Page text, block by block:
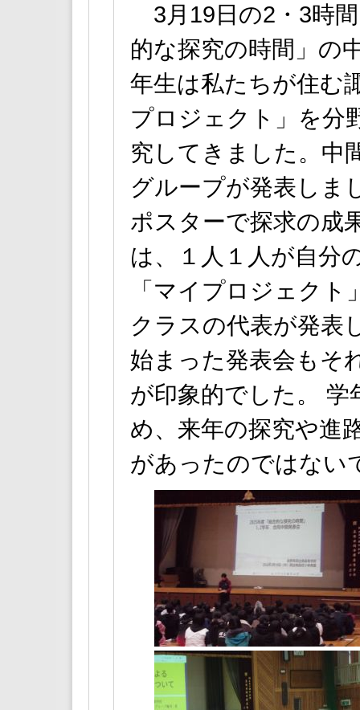
3月19日の2・3時
的な探究の時間」の
年生は私たちが住む
プロジェクト」を分
究してきました。中
グループが発表しま
ポスターで探求の成
は、１人１人が自分
「マイプロジェク
クラスの代表が発表
始まった発表会もそ
が印象的でした。
め、来年の探究や進
があったのではない